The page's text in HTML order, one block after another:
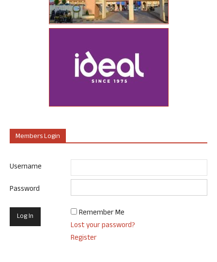
Members Login
Username
Password
Remember Me
Lost your password?
Register